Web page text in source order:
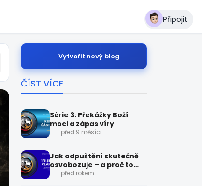
Připojit
Vytvořit nový blog
ČÍST VÍCE
Série 3: Překážky Boží
moci a zápas víry
před 9 měsíci
Jak odpuštění skutečně
osvobozuje – a proč to
nejde obejít (Svázanost a
před rokem